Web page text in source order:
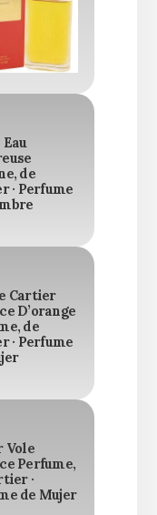
Eau
de
· Perfume
Cartier
D’orange
de
· Perfume
Vole
Perfume,
·
de Mujer